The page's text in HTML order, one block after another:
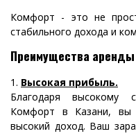
Комфорт - это не
стабильного дохода и
Преимущества
Высокая прибыль.
Благодаря высокому
Комфорт в Казани, вы
высокий доход. Ваш